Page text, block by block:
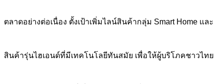
ตลาดอย่างต่อเนื่อง ตั้งเป้าเพิ่มไลน์สินค้ากลุ่ม Smart Home และ
สินค้ารุ่นไฮเอนด์ที่มีเทคโนโลยีทันสมัย เพื่อให้ผู้บริโภคชาวไทย